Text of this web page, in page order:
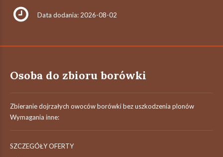
Data dodania: 2026-08-02
Osoba do zbioru borówki
Zbieranie dojrzałych owoców borówki bez uszkodzenia plonów
Wymagania inne:
SZCZEGÓŁY OFERTY